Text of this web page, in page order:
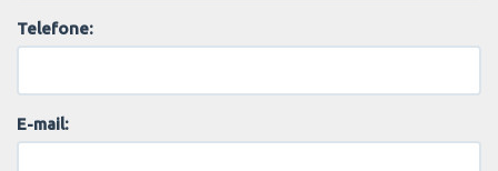
Telefone:
E-mail: